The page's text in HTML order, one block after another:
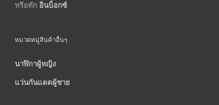
หรือทัก อินบ็อกซ์
หมวดหมู่สินค้าอื่นๆ
นาฬิกาผู้หญิง
แว่นกันแดดผู้ชาย